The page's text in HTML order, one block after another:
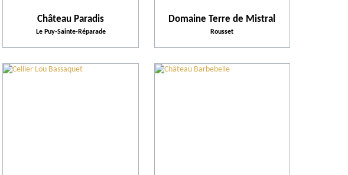
Activités proposées
Château Paradis
Le Puy-Sainte-Réparade
Domaine Terre de Mistral
Rousset